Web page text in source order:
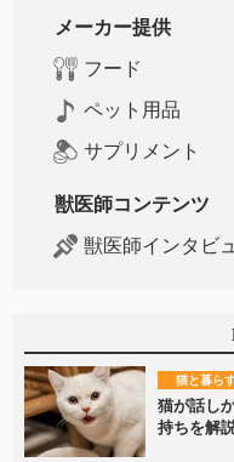
メーカー提供
フード
ペット用品
サプリメント
獣医師コンテンツ
獣医師インタビ
猫と暮ら
猫が話し
持ちを解